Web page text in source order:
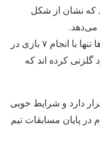
کند که نشان از شکل
می‌دهد.
این آمار نشان دهنده این است که فولادی‌ها تنها با انجام ۷ بازی در
خود گلزنی کرده اند که
قرار دارد و شرایط خوبی
در پایان مسابقات تیم